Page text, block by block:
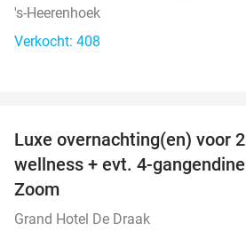
's-Heerenhoek
Verkocht: 408
Luxe overnachting(en) voor
wellness + evt. 4-
Zoom
Grand Hotel De Draak